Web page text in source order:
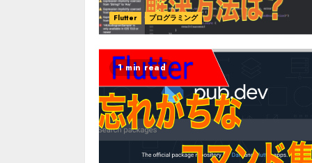
Flutter プログラミング
1 min read